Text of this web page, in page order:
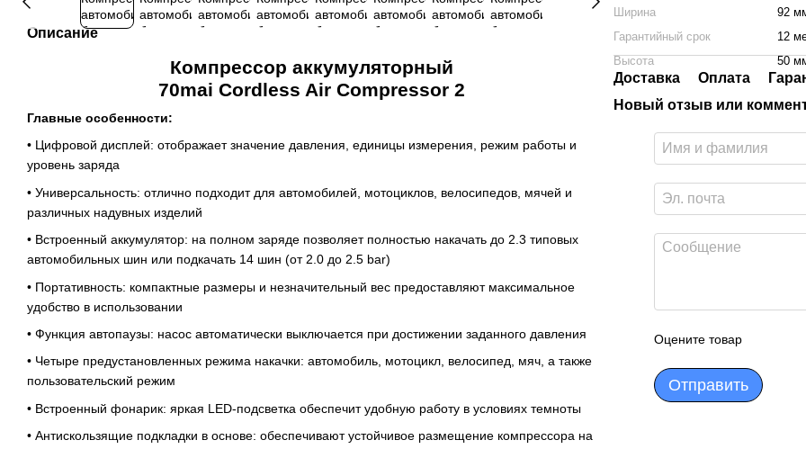
Описание
Компрессор аккумуляторный
70mai Cordless Air Compressor 2
Главные особенности:
• Цифровой дисплей: отображает значение давления, единицы измерения, режим работы и
уровень заряда
• Универсальность: отлично подходит для автомобилей, мотоциклов, велосипедов, мячей и
различных надувных изделий
• Встроенный аккумулятор: на полном заряде позволяет полностью накачать до 2.3 типовых
автомобильных шин или подкачать 14 шин (от 2.0 до 2.5 bar)
• Портативность: компактные размеры и незначительный вес предоставляют максимальное
удобство в использовании
• Функция автопаузы: насос автоматически выключается при достижении заданного давления
• Четыре предустановленных режима накачки: автомобиль, мотоцикл, велосипед, мяч, а также
пользовательский режим
• Встроенный фонарик: яркая LED-подсветка обеспечит удобную работу в условиях темноты
• Антискользящие подкладки в основе: обеспечивают устойчивое размещение компрессора на
Ширина
92
Гарантийный срок
12
Высота
50
Доставка Оплата
Новый отзыв или
Оцените товар
Отправить